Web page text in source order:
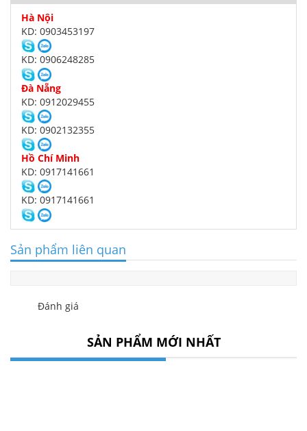
Hà Nội
KD: 0903453197
KD: 0906248285
Đà Nẵng
KD: 0912029455
KD: 0902132355
Hồ Chí Minh
KD: 0917141661
KD: 0917141661
Sản phẩm liên quan
Đánh giá
SẢN PHẨM MỚI NHẤT